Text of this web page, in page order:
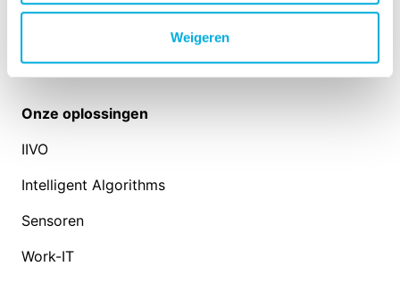
Weigeren
Onze oplossingen
IIVO
Intelligent Algorithms
Sensoren
Work-IT